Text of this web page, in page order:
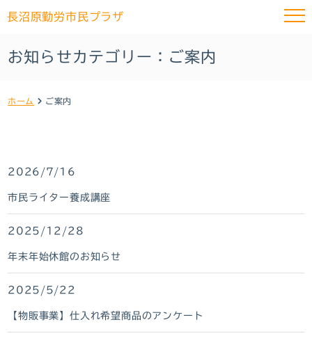
長沼原勤労市民プラザ
お知らせカテゴリー：ご案内
ホーム ご案内
2026/7/16
市民ライター養成講座
2025/12/28
年末年始休館のお知らせ
2025/5/22
【物販事業】仕入れ希望商品のアンケート